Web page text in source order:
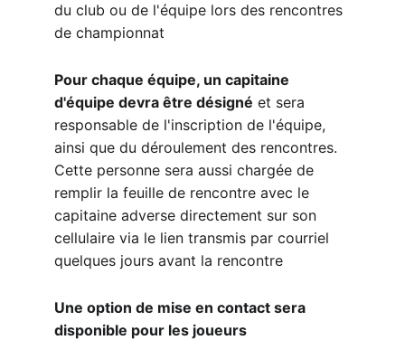
du club ou de l'équipe lors des rencontres
de championnat
Pour chaque équipe, un capitaine
d'équipe devra être désigné et sera
responsable de l'inscription de l'équipe,
ainsi que du déroulement des rencontres.
Cette personne sera aussi chargée de
remplir la feuille de rencontre avec le
capitaine adverse directement sur son
cellulaire via le lien transmis par courriel
quelques jours avant la rencontre
Une option de mise en contact sera
disponible pour les joueurs